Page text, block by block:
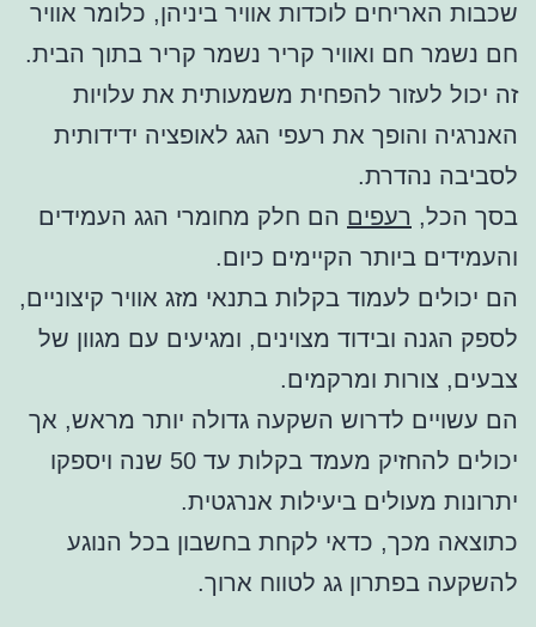
שכבות האריחים לוכדות אוויר ביניהן, כלומר אוויר
חם נשמר חם ואוויר קריר נשמר קריר בתוך הבית.
זה יכול לעזור להפחית משמעותית את עלויות
האנרגיה והופך את רעפי הגג לאופציה ידידותית
לסביבה נהדרת.
בסך הכל, רעפים הם חלק מחומרי הגג העמידים
והעמידים ביותר הקיימים כיום.
הם יכולים לעמוד בקלות בתנאי מזג אוויר קיצוניים,
לספק הגנה ובידוד מצוינים, ומגיעים עם מגוון של
צבעים, צורות ומרקמים.
הם עשויים לדרוש השקעה גדולה יותר מראש, אך
יכולים להחזיק מעמד בקלות עד 50 שנה ויספקו
יתרונות מעולים ביעילות אנרגטית.
כתוצאה מכך, כדאי לקחת בחשבון בכל הנוגע
להשקעה בפתרון גג לטווח ארוך.